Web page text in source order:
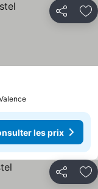
Partager
les prix
Partager